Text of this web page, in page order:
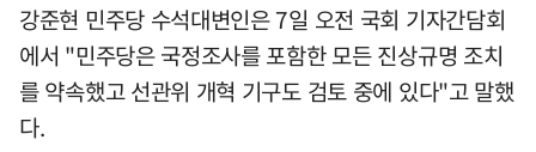
강준현 민주당 수석대변인은 7일 오전 국회 기자간담회
에서 "민주당은 국정조사를 포함한 모든 진상규명 조치
를 약속했고 선관위 개혁 기구도 검토 중에 있다"고 말했
다.